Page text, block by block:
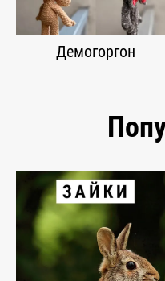
Демогоргон